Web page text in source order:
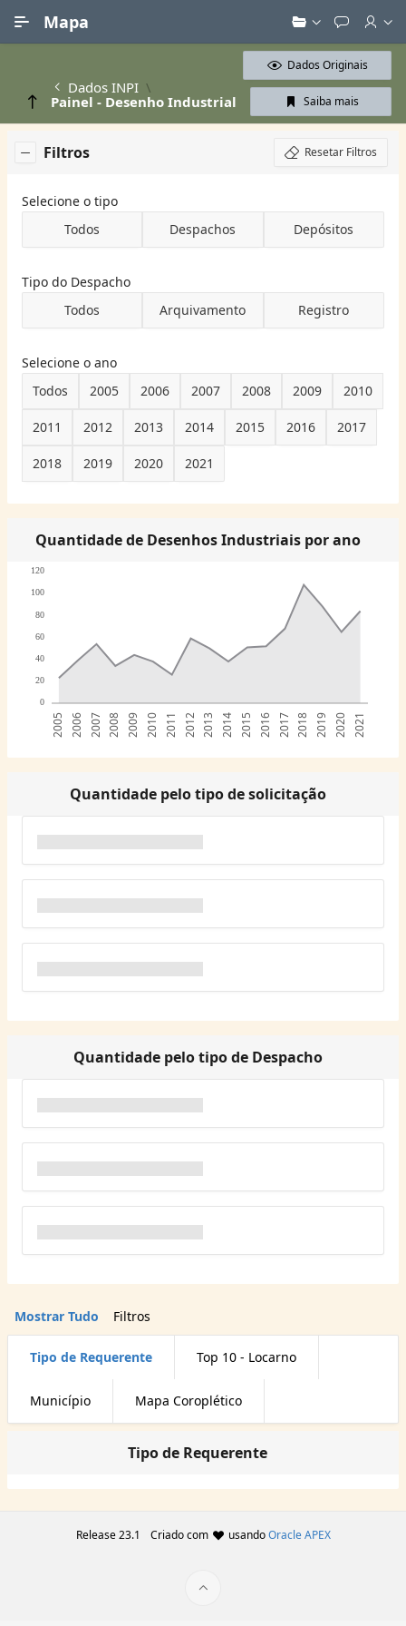
Mapa
Dados INPI
Painel - Desenho Industrial
Dados Originais
Saiba mais
Filtros Resetar Filtros
Selecione o tipo
Todos
Despachos Depósitos
Tipo do Despacho
Todos
Arquivamento Registro
Selecione o ano
Todos
2005 2006 2007 2008 2009 2010
2011 2012 2013 2014 2015 2016 2017
2018 2019 2020 2021
Quantidade de Desenhos Industriais por ano
0
20
40
60
80
100
120
2005 2006 2007 2008 2009 2010 2011 2012 2013 2014 2015 2016 2017 2018 2019 2020 2021
Quantidade pelo tipo de solicitação
Quantidade pelo tipo de Despacho
Mostrar Tudo Filtros
Tipo de Requerente Top 10 - Locarno
Município Mapa Coroplético
Tipo de Requerente
Release 23.1 Criado com usandoOracle APEX